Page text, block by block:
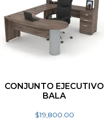
CONJUNTO EJECUTIVO
BALA
$19,800.00